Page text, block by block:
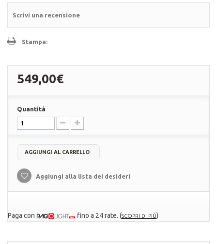
Scrivi una recensione
Stampa:
549,00€
Quantità
AGGIUNGI AL CARRELLO
Aggiungi alla lista dei desideri
Paga con fino a 24 rate. (SCOPRI DI PIÙ)